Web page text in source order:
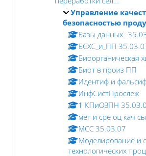
Управление
безопасностью
Базы данных
БСХС_и_ПП
Биоорганическая
Биот в произ ПП
Идентиф и
ИнфСистПрослеж
1 КПиОЗПН
мет и сре оц кач
МСС 35.03.07
Моделирование и
технологических